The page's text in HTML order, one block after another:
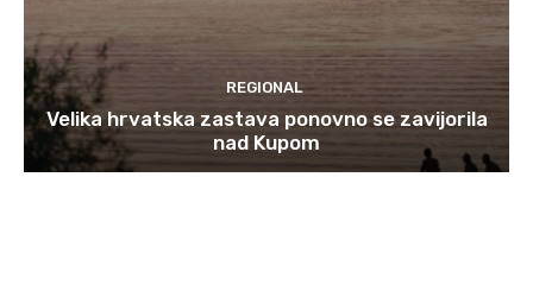
REGIONAL
Velika hrvatska zastava ponovno se zavijorila
nad Kupom